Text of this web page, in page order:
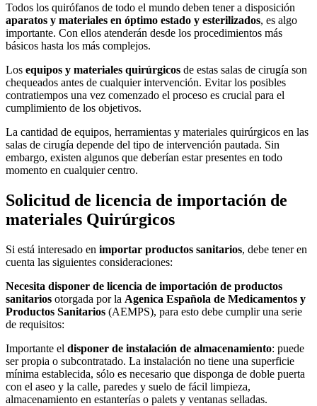
Todos los quirófanos de todo el mundo deben tener a disposición
aparatos y materiales en óptimo estado y esterilizados, es algo
importante. Con ellos atenderán desde los procedimientos más
básicos hasta los más complejos.
Los equipos y materiales quirúrgicos de estas salas de cirugía son
chequeados antes de cualquier intervención. Evitar los posibles
contratiempos una vez comenzado el proceso es crucial para el
cumplimiento de los objetivos.
La cantidad de equipos, herramientas y materiales quirúrgicos en las
salas de cirugía depende del tipo de intervención pautada. Sin
embargo, existen algunos que deberían estar presentes en todo
momento en cualquier centro.
Solicitud de licencia de importación de
materiales Quirúrgicos
Si está interesado en importar productos sanitarios, debe tener en
cuenta las siguientes consideraciones:
Necesita disponer de licencia de importación de productos
sanitarios otorgada por la Agenica Española de Medicamentos y
Productos Sanitarios (AEMPS), para esto debe cumplir una serie
de requisitos:
Importante el disponer de instalación de almacenamiento: puede
ser propia o subcontratado. La instalación no tiene una superficie
mínima establecida, sólo es necesario que disponga de doble puerta
con el aseo y la calle, paredes y suelo de fácil limpieza,
almacenamiento en estanterías o palets y ventanas selladas.